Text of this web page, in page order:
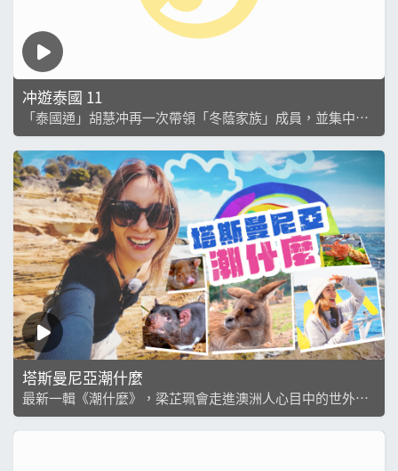
冲遊泰國 11
「泰國通」胡慧冲再一次帶領「冬蔭家族」成員，並集中為
觀眾介紹曼谷最新旅遊情報，包括打卡位滿分的華麗按摩
店、設有天空公園的新開業商場百貨、被譽為曼谷天花板的
自助餐廳等，內容實在「泰」豐富。此外，本輯節目...
塔斯曼尼亞潮什麼
最新一輯《潮什麼》，梁芷珮會走進澳洲人心目中的世外桃
源— 塔斯曼尼亞。行程自南部首府荷伯特展開，直至北部朗